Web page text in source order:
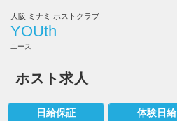
大阪 ミナミ ホストクラブ
YOUth
ユース
ホスト求人
YOUth
日給保証 体験日給